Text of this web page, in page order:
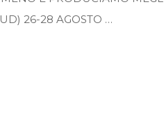
26-28 AGOSTO …